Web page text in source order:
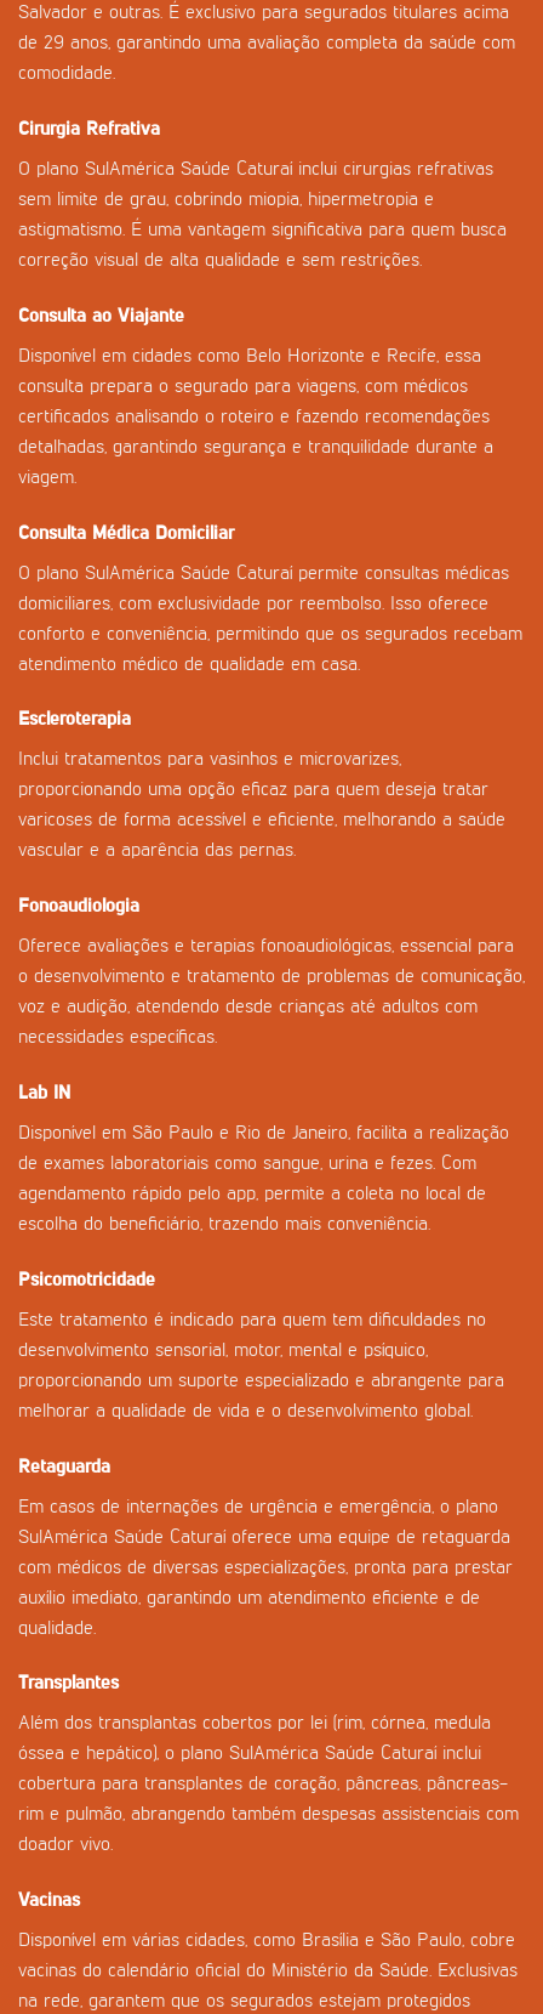
Salvador e outras. É exclusivo para segurados titulares acima
de 29 anos, garantindo uma avaliação completa da saúde com
comodidade.
Cirurgia Refrativa
O plano SulAmérica Saúde Caturaí inclui cirurgias refrativas
sem limite de grau, cobrindo miopia, hipermetropia e
astigmatismo. É uma vantagem significativa para quem busca
correção visual de alta qualidade e sem restrições.
Consulta ao Viajante
Disponível em cidades como Belo Horizonte e Recife, essa
consulta prepara o segurado para viagens, com médicos
certificados analisando o roteiro e fazendo recomendações
detalhadas, garantindo segurança e tranquilidade durante a
viagem.
Consulta Médica Domiciliar
O plano SulAmérica Saúde Caturaí permite consultas médicas
domiciliares, com exclusividade por reembolso. Isso oferece
conforto e conveniência, permitindo que os segurados recebam
atendimento médico de qualidade em casa.
Escleroterapia
Inclui tratamentos para vasinhos e microvarizes,
proporcionando uma opção eficaz para quem deseja tratar
varicoses de forma acessível e eficiente, melhorando a saúde
vascular e a aparência das pernas.
Fonoaudiologia
Oferece avaliações e terapias fonoaudiológicas, essencial para
o desenvolvimento e tratamento de problemas de comunicação,
voz e audição, atendendo desde crianças até adultos com
necessidades específicas.
Lab IN
Disponível em São Paulo e Rio de Janeiro, facilita a realização
de exames laboratoriais como sangue, urina e fezes. Com
agendamento rápido pelo app, permite a coleta no local de
escolha do beneficiário, trazendo mais conveniência.
Psicomotricidade
Este tratamento é indicado para quem tem dificuldades no
desenvolvimento sensorial, motor, mental e psíquico,
proporcionando um suporte especializado e abrangente para
melhorar a qualidade de vida e o desenvolvimento global.
Retaguarda
Em casos de internações de urgência e emergência, o plano
SulAmérica Saúde Caturaí oferece uma equipe de retaguarda
com médicos de diversas especializações, pronta para prestar
auxílio imediato, garantindo um atendimento eficiente e de
qualidade.
Transplantes
Além dos transplantas cobertos por lei (rim, córnea, medula
óssea e hepático), o plano SulAmérica Saúde Caturaí inclui
cobertura para transplantes de coração, pâncreas, pâncreas-
rim e pulmão, abrangendo também despesas assistenciais com
doador vivo.
Vacinas
Disponível em várias cidades, como Brasília e São Paulo, cobre
vacinas do calendário oficial do Ministério da Saúde. Exclusivas
na rede, garantem que os segurados estejam protegidos